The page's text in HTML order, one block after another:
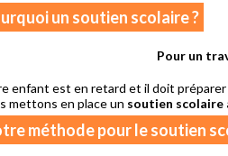
un soutien scolaire ?
Pour un
enfant est en retard et il doit préparer
mettons en place un soutien scolaire
méthode pour le soutien